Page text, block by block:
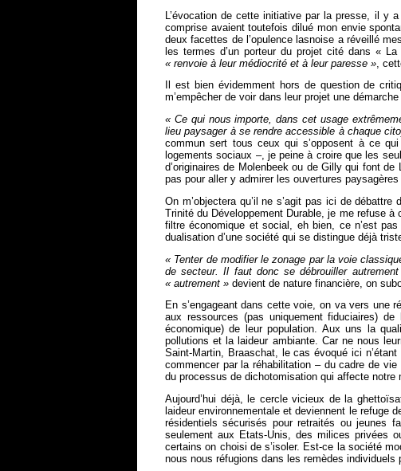
L’évocation de cette initiative par la presse, il y a
comprise avaient toutefois dilué mon envie
deux facettes de l’opulence lasnoise a réveillé
les termes d’un porteur du projet cité dans «
« renvoie à leur médiocrité et à leur paresse » ,
Il est bien évidemment hors de question de
m’empêcher de voir dans leur projet une
« Ce qui nous importe, dans cet usage
lieu paysager à se rendre accessible à chaque
commun sert tous ceux qui s’opposent à ce
logements sociaux –, je peine à croire que les
d’originaires de Molenbeek ou de Gilly qui font
pas pour aller y admirer les ouvertures
On m’objectera qu’il ne s’agit pas ici de
Trinité du Développement Durable, je me refuse à
filtre économique et social, eh bien, ce n’est
dualisation d’une société qui se distingue déjà
« Tenter de modifier le zonage par la voie
de secteur. Il faut donc se débrouiller
« autrement » devient de nature financière, on
En s’engageant dans cette voie, on va vers une
aux ressources (pas uniquement fiduciaires)
économique) de leur population. Aux uns la
pollutions et la laideur ambiante. Car ne nous
Saint-Martin, Braaschat, le cas évoqué ici
commencer par la réhabilitation – du cadre de
du processus de dichotomisation qui affecte notre
Aujourd’hui déjà, le cercle vicieux de la
laideur environnementale et deviennent le refuge
résidentiels sécurisés pour retraités ou jeunes
seulement aux Etats-Unis, des milices privées
certains on choisi de s’isoler. Est-ce la société
nous nous réfugions dans les remèdes